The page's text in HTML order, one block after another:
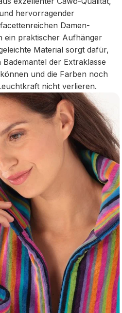
hervorragender
Damen-
ein praktischer Aufhänger
Material sorgt dafür,
der Extraklasse
und die Farben noch
nicht verlieren.